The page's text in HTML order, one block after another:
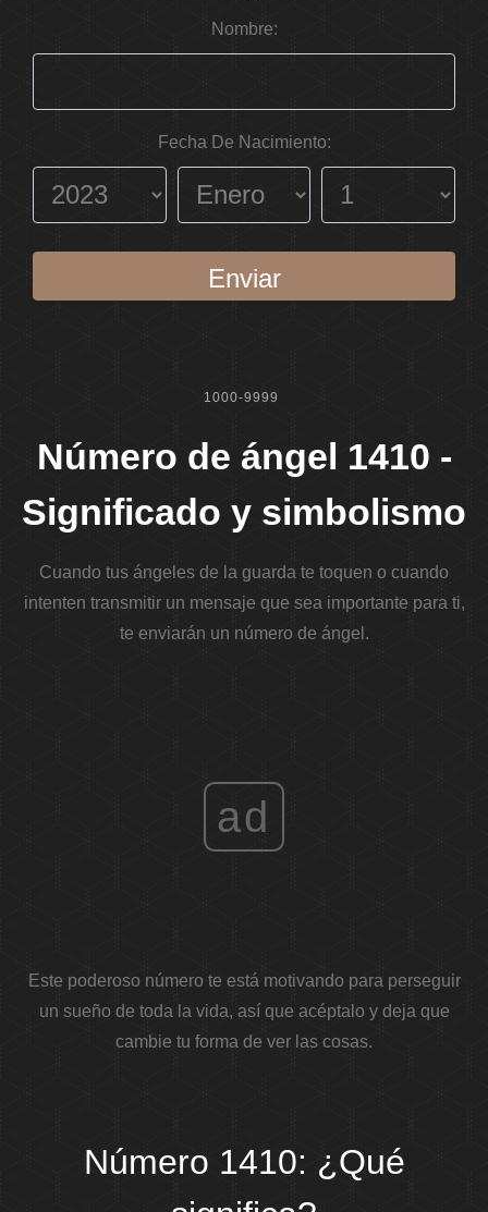
Nombre:
Fecha De Nacimiento:
Enviar
1000-9999
Número de ángel 1410 -
Significado y simbolismo
Cuando tus ángeles de la guarda te toquen o cuando
intenten transmitir un mensaje que sea importante para ti,
te enviarán un número de ángel.
ad
Este poderoso número te está motivando para perseguir
un sueño de toda la vida, así que acéptalo y deja que
cambie tu forma de ver las cosas.
Número 1410: ¿Qué